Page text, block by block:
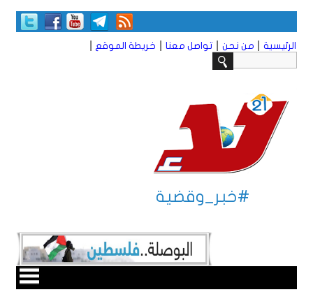
الرئيسية من نحن تواصل معنا خريطة الموقع
#خبر_وقضية